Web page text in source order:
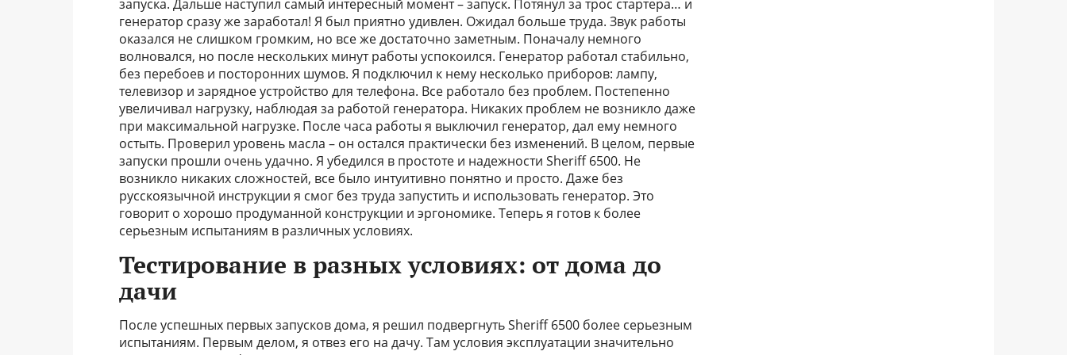
запуска. Дальше наступил самый интересный момент – запуск. Потянул за трос стартера… и
генератор сразу же заработал! Я был приятно удивлен. Ожидал больше труда. Звук работы
оказался не слишком громким, но все же достаточно заметным. Поначалу немного
волновался, но после нескольких минут работы успокоился. Генератор работал стабильно,
без перебоев и посторонних шумов. Я подключил к нему несколько приборов: лампу,
телевизор и зарядное устройство для телефона. Все работало без проблем. Постепенно
увеличивал нагрузку, наблюдая за работой генератора. Никаких проблем не возникло даже
при максимальной нагрузке. После часа работы я выключил генератор, дал ему немного
остыть. Проверил уровень масла – он остался практически без изменений. В целом, первые
запуски прошли очень удачно. Я убедился в простоте и надежности Sheriff 6500. Не
возникло никаких сложностей, все было интуитивно понятно и просто. Даже без
русскоязычной инструкции я смог без труда запустить и использовать генератор. Это
говорит о хорошо продуманной конструкции и эргономике. Теперь я готов к более
серьезным испытаниям в различных условиях.
Тестирование в разных условиях: от дома до
дачи
После успешных первых запусков дома, я решил подвергнуть Sheriff 6500 более серьезным
испытаниям. Первым делом, я отвез его на дачу. Там условия эксплуатации значительно